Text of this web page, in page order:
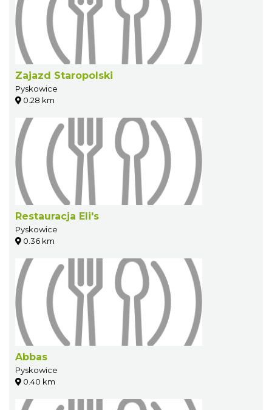
Zajazd Staropolski
Pyskowice
0.28 km
Restauracja Eli's
Pyskowice
0.36 km
Abbas
Pyskowice
0.40 km